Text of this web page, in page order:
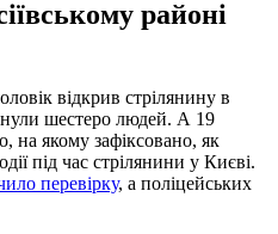
районі
відкрив стрілянину в
шестеро людей. А 19
на якому зафіксовано, як
під час стрілянини у Києві.
перевірку, а поліцейських